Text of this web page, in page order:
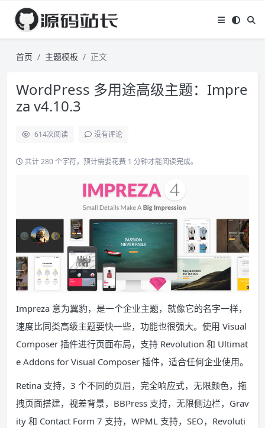
首页 主题模板 正文
WordPress 多用途高级主题：Impre
za v4.10.3
614次阅读 没有评论
共计 280 个字符，预计需要花费 1 分钟才能阅读完成。
Impreza 意为翼豹，是一个企业主题，就像它的名字一样，
速度比同类高级主题要快一些，功能也很强大。使用 Visual
Composer 插件进行页面布局，支持 Revolution 和 Ultimat
e Addons for Visual Composer 插件，适合任何企业使用。
Retina 支持，3 个不同的页眉，完全响应式，无限颜色，拖
拽页面搭建，视差背景，BBPress 支持，无限侧边栏，Grav
ity 和 Contact Form 7 支持，WPML 支持，SEO，Revoluti